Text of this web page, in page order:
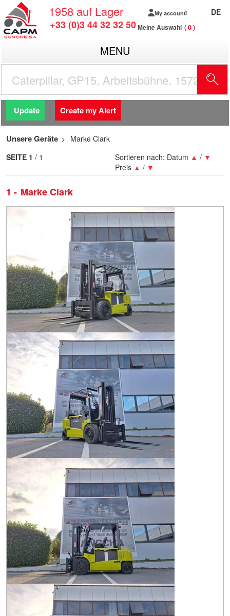
1958 auf Lager
+33 (0)3 44 32 32 50
My account
Meine Auswahl 0
DE
MENU
Update Create my Alert
Unsere Geräte Marke Clark
1 Marke Clark
Sortieren nach: Datum ▲ / ▼
Preis ▲ / ▼
SEITE 1 / 1